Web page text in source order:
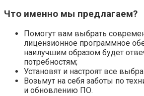
Что именно мы предлагаем?
Помогут вам выбрать
лицензионное программное
наилучшим образом будет
потребностям;
Установят и настроят все
Возьмут на себя заботы по
и обновлению ПО.